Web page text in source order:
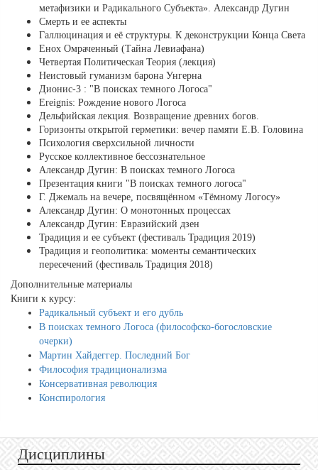
метафизики и Радикального Субъекта». Александр Дугин
Смерть и ее аспекты
Галлюцинация и её структуры. К деконструкции Конца Света
Енох Омраченный (Тайна Левиафана)
Четвертая Политическая Теория (лекция)
Неистовый гуманизм барона Унгерна
Дионис-3 : "В поисках темного Логоса"
Ereignis: Рождение нового Логоса
Дельфийская лекция. Возвращение древних богов.
Горизонты открытой герметики: вечер памяти Е.В. Головина
Психология сверхсильной личности
Русское коллективное бессознательное
Александр Дугин: В поисках темного Логоса
Презентация книги "В поисках темного логоса"
Г. Джемаль на вечере, посвящённом «Тёмному Логосу»
Александр Дугин: О монотонных процессах
Александр Дугин: Евразийский дзен
Традиция и ее субъект (фестиваль Традиция 2019)
Традиция и геополитика: моменты семантических
пересечений (фестиваль Традиция 2018)
Дополнительные материалы
Книги к курсу:
Радикальный субъект и его дубль
В поисках темного Логоса (философско-богословские
очерки)
Мартин Хайдеггер. Последний Бог
Философия традиционализма
Консервативная революция
Конспирология
Дисциплины